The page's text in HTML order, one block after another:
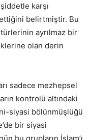
karşı
belirtmiştir. Bu
ayrılmaz bir
olan derin
sadece mezhepsel
kontrolü altındaki
siyasi bölünmüşlüğü
bir siyasi